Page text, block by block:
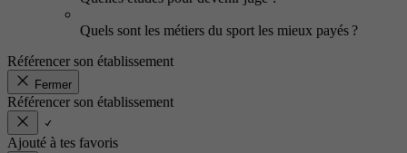
Quels sont les métiers du sport les mieux payés ?
Référencer son établissement
Fermer
Référencer son établissement
Ajouté à tes favoris